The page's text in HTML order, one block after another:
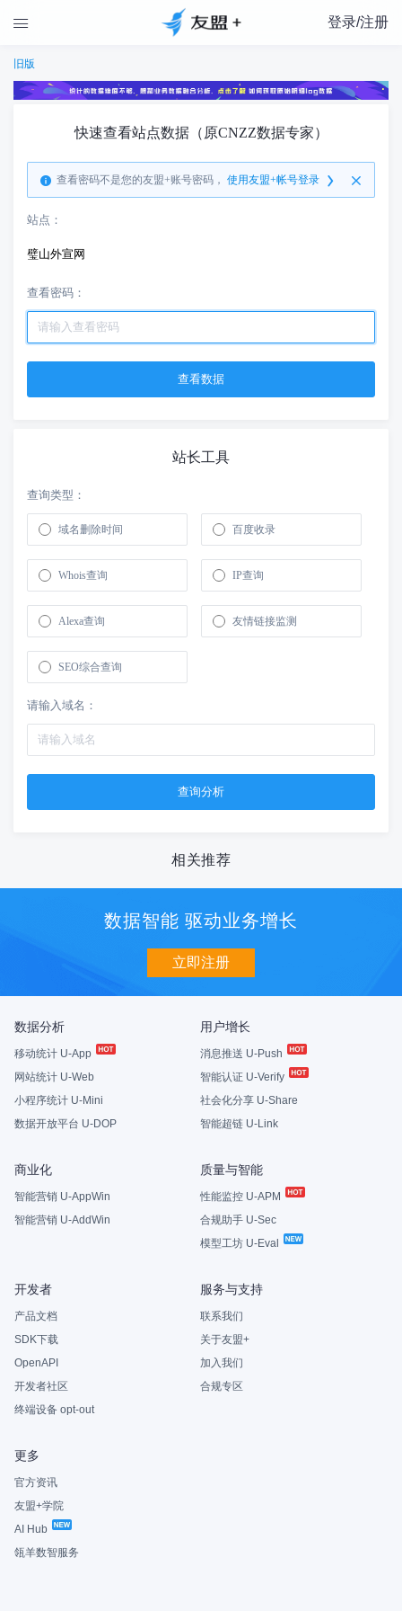
 登录/注册
旧版
快速查看站点数据（原CNZZ数据专家）
查看密码不是您的友盟+账号密码， 使用友盟+帐号登录
站点：
璧山外宣网
查看密码：
站长工具
查询类型：
域名删除时间 百度收录
Whois查询 IP查询
Alexa查询 友情链接监测
SEO综合查询
请输入域名：
相关推荐
数据智能 驱动业务增长
立即注册
数据分析
移动统计 U-App
网站统计 U-Web
小程序统计 U-Mini
数据开放平台 U-DOP
用户增长
消息推送 U-Push
智能认证 U-Verify
社会化分享 U-Share
智能超链 U-Link
商业化
智能营销 U-AppWin
智能营销 U-AddWin
质量与智能
性能监控 U-APM
合规助手 U-Sec
模型工坊 U-Eval
开发者
产品文档
SDK下载
OpenAPI
开发者社区
终端设备 opt-out
服务与支持
联系我们
关于友盟+
加入我们
合规专区
更多
官方资讯
友盟+学院
AI Hub
瓴羊数智服务